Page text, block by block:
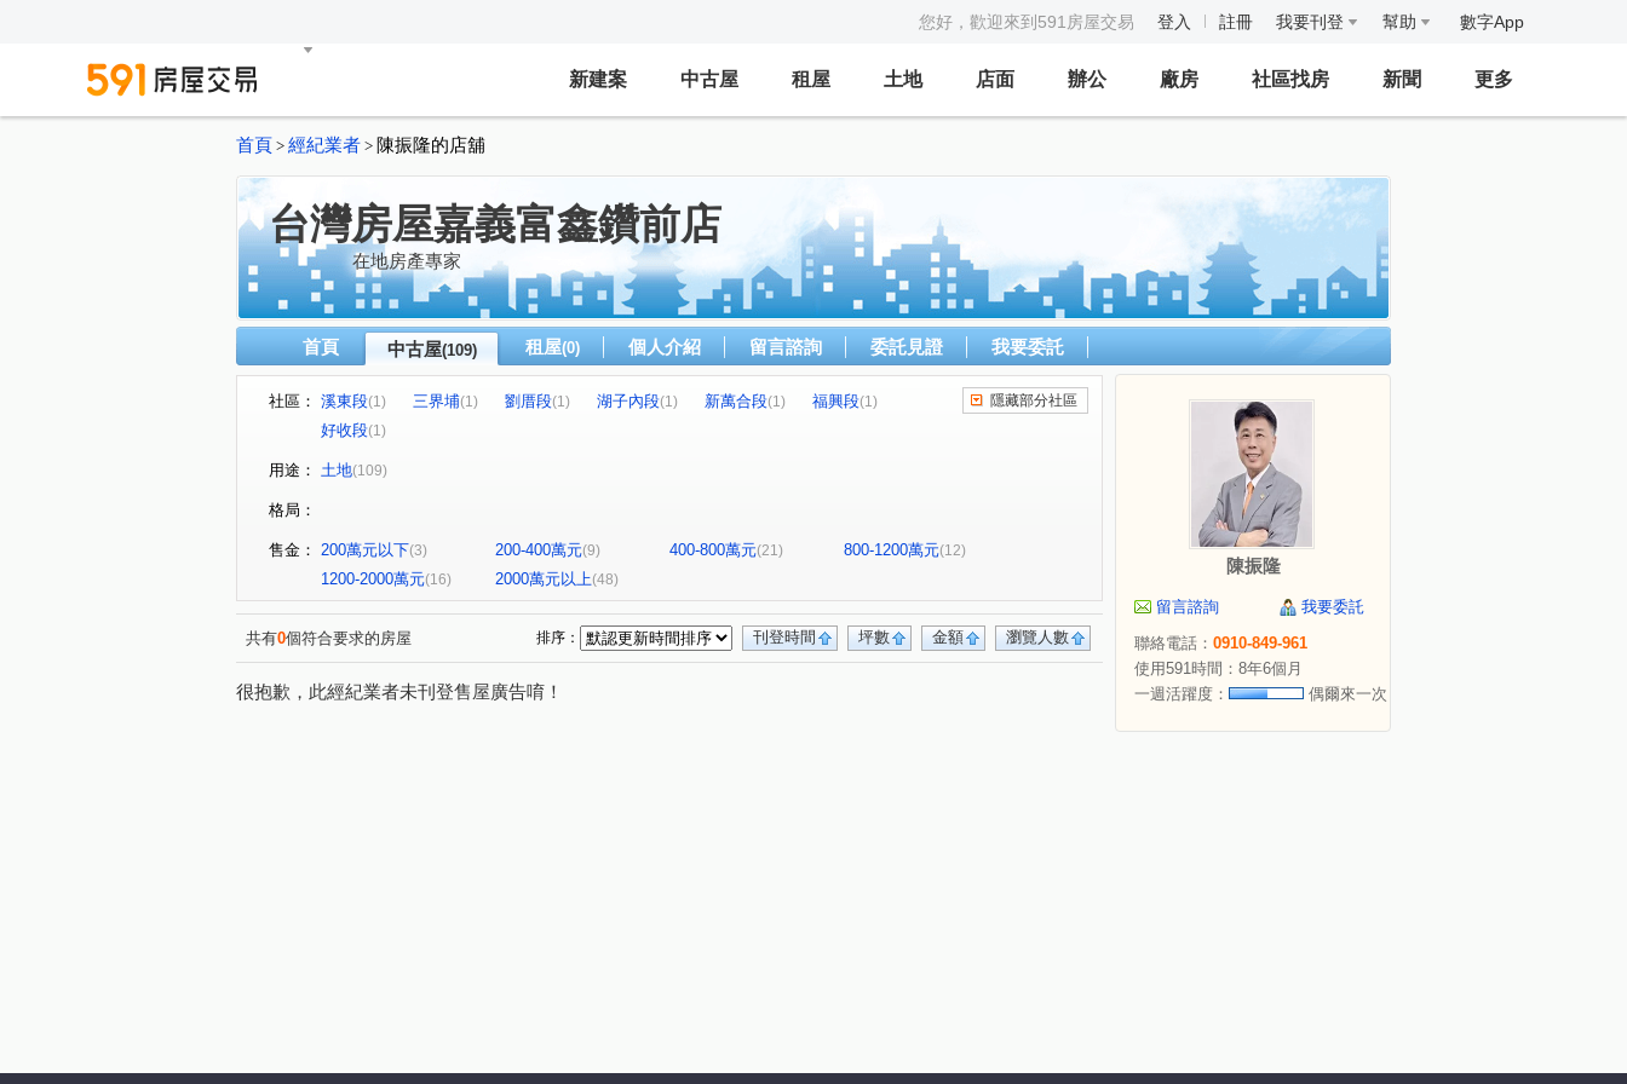
您好，歡迎來到591房屋交易 登入 註冊 我要刊登 幫助 數字App
新建案 中古屋 租屋 土地 店面 辦公 廠房 社區找房 新聞 更多
首頁 > 經紀業者 > 陳振隆的店舖
台灣房屋嘉義富鑫鑽前店
在地房產專家
首頁 中古屋(109) 租屋(0) 個人介紹 留言諮詢 委託見證 我要委託
社區： 溪東段(1) 三界埔(1) 劉厝段(1) 湖子內段(1) 新萬合段(1) 福興段(1)
好收段(1)
隱藏部分社區
用途： 土地(109)
格局：
售金： 200萬元以下(3) 200-400萬元(9) 400-800萬元(21) 800-1200萬元(12)
1200-2000萬元(16) 2000萬元以上(48)
共有0個符合要求的房屋 瀏覽人數
金額
坪數
刊登時間
排序：
很抱歉，此經紀業者未刊登售屋廣告唷！
陳振隆
留言諮詢
我要委託
聯絡電話： 0910-849-961
使用591時間：8年6個月
一週活躍度：
偶爾來一次